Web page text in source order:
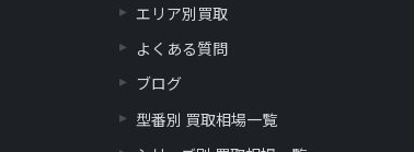
エリア別買取
よくある質問
ブログ
型番別 買取相場一覧